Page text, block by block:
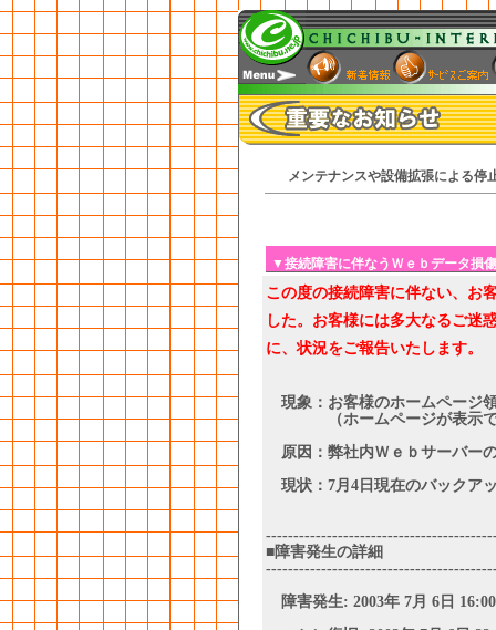
メンテナンスや設備拡張による
▼接続障害に伴なうＷｅｂデータ損
この度の接続障害に伴ない、お
した。お客様には多大なるご迷
に、状況をご報告いたします。
現象：お客様のホームページ
（ホームページが表示でき
原因：弊社内Ｗｅｂサーバー
現状：7月4日現在のバックア
■障害発生の詳細
障害発生: 2003年 7月 6日